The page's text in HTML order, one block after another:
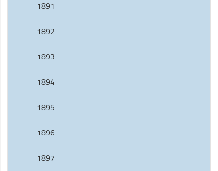
1891
1892
1893
1894
1895
1896
1897